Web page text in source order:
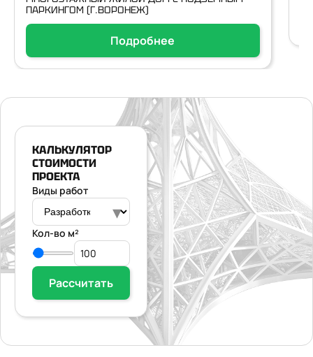
ПАРКИНГОМ (Г.ВОРОНЕЖ)
Подробнее
КАЛЬКУЛЯТОР
СТОИМОСТИ
ПРОЕКТА
Виды работ
▾
Кол-во м²
Рассчитать